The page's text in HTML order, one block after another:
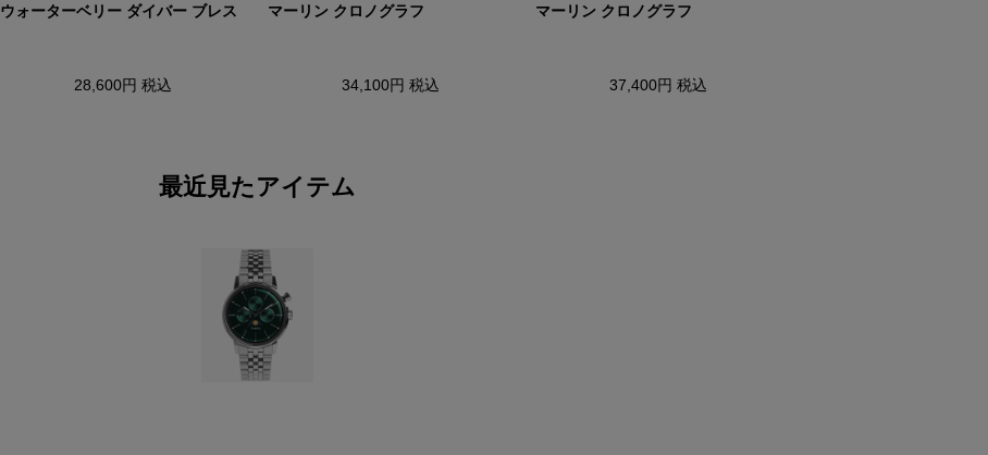
ウォーターベリー ダイバー ブレス
28,600円 税込
マーリン クロノグラフ
34,100円 税込
マーリン クロノグラフ
37,400円 税込
最近見たアイテム